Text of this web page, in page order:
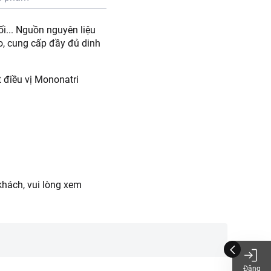
Nguồn nguyên liệu
cung cấp đầy đủ dinh
điều vị Mononatri
vui lòng xem
Đăng